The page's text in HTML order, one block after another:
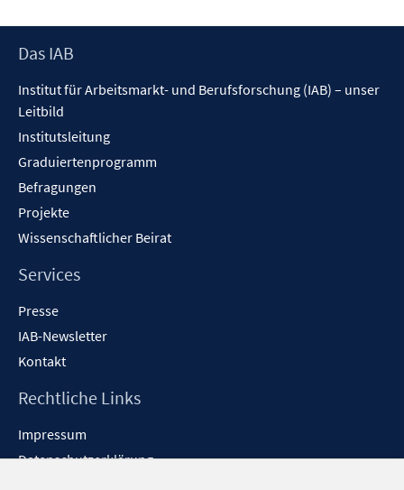
Footer
Das IAB
Institut für Arbeitsmarkt- und Berufsforschung (IAB) – unser
Leitbild
Institutsleitung
Graduiertenprogramm
Befragungen
Projekte
Wissenschaftlicher Beirat
Services
Presse
IAB-Newsletter
Kontakt
Rechtliche Links
Impressum
Datenschutzerklärung